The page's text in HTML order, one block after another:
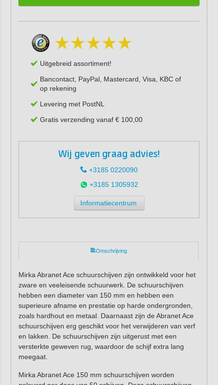
Uitgebreid assortiment!
Bancontact, PayPal, Mastercard, Visa, KBC of
op rekening
Levering met PostNL
Gratis verzending vanaf € 100,00
Wij geven graag advies!
+3185 0220090
+3185 1305932
Informatiecentrum
Omschrijving
Mirka Abranet Ace schuurschijven zijn ontwikkeld voor het
zware en veeleisende schuurwerk. De schuurschijven
hebben een diameter van 150 mm en hebben een
superieure afname en prestatie op harde ondergronden,
zoals hardhout en metaal. Daarnaast zijn de Abranet Ace
schuurschijven erg geschikt voor het verwijderen van verf
en lakken. De schuurschijven zijn uitgerust met een
versterkte geweven rug, waardoor de schijf extra lang
meegaat.
Mirka Abranet Ace 150 mm schuurschijven worden